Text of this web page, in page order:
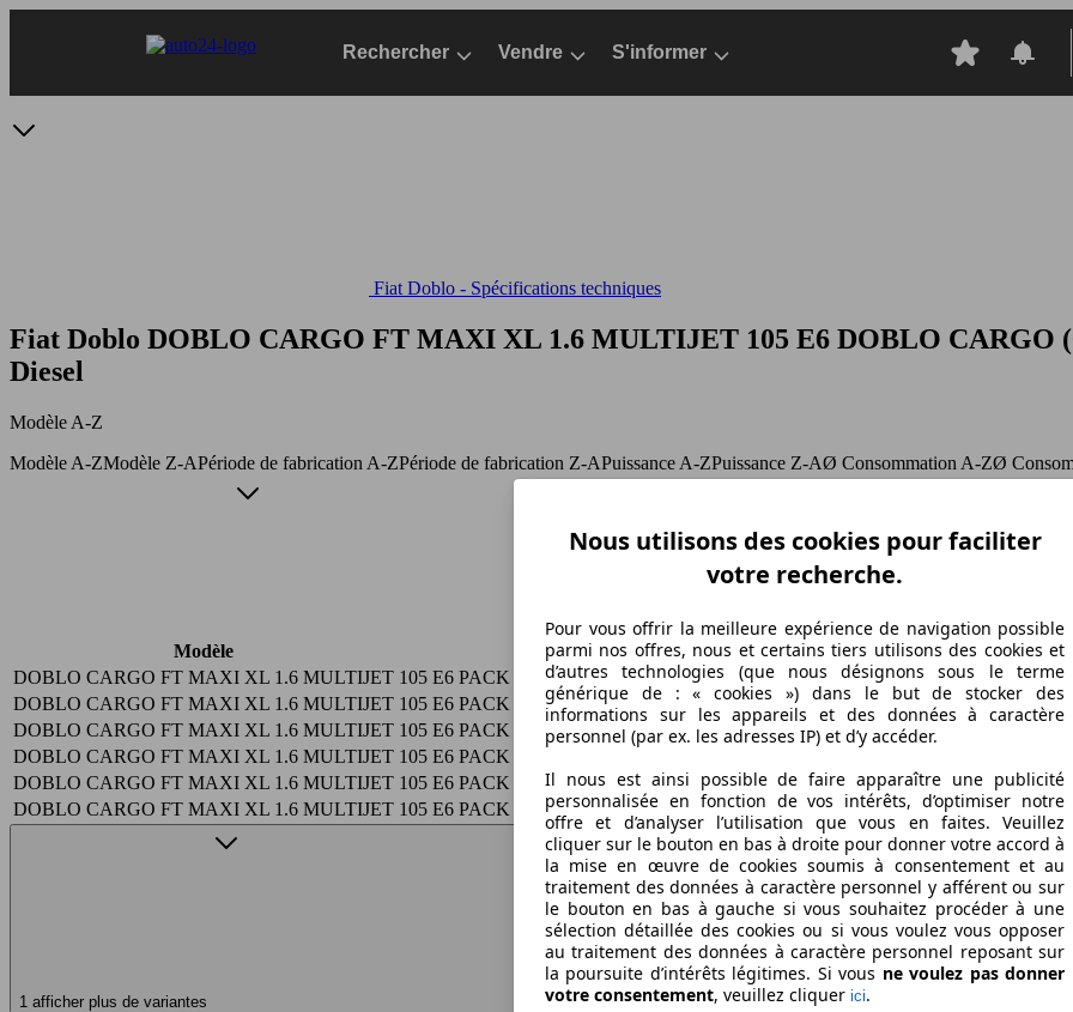
Rechercher Vendre S'informer
Fiat Doblo - Spécifications techniques
Fiat Doblo DOBLO CARGO FT MAXI XL 1.6 MULTIJET 105 E6 DOBLO CARGO
Diesel
Modèle A-Z
Modèle A-ZModèle Z-APériode de fabrication A-ZPériode de fabrication Z-APuissance A-ZPuissance Z-AØ Consommation A-ZØ
Modèle
Période de fabrication
DOBLO CARGO FT MAXI XL 1.6 MULTIJET 105 E6 PACK PROFESSIONAL TRIO NAV 2017/10 - 2018/02
77 KW (105 PS)
DOBLO CARGO FT MAXI XL 1.6 MULTIJET 105 E6 PACK
2016/06 - 2019/08
77 KW (105 PS)
DOBLO CARGO FT MAXI XL 1.6 MULTIJET 105 E6 PACK USB CLIM
2016/06 - 2019/08
DOBLO CARGO FT MAXI XL 1.6 MULTIJET 105 E6 PACK PROFESSIONAL
DOBLO CARGO FT MAXI XL 1.6 MULTIJET 105 E6 PACK PROFESSIONAL TRIO
2016/06 - 2018/01
77 KW (105 PS)
DOBLO CARGO FT MAXI XL 1.6 MULTIJET 105 E6 PACK PROFESSIONAL TRIO NAV 2016/06 - 2017/04 77 KW (105 PS)
1 afficher plus de variantes
Nous utilisons des cookies pour faciliter
votre recherche.
Pour vous offrir la meilleure expérience de navigation possible
parmi nos offres, nous et certains tiers utilisons des cookies et
d’autres technologies (que nous désignons sous le terme
générique de : « cookies ») dans le but de stocker des
informations sur les appareils et des données à caractère
personnel (par ex. les adresses IP) et d’y accéder.
Il nous est ainsi possible de faire apparaître une publicité
personnalisée en fonction de vos intérêts, d’optimiser notre
offre et d’analyser l’utilisation que vous en faites. Veuillez
cliquer sur le bouton en bas à droite pour donner votre accord à
la mise en œuvre de cookies soumis à consentement et au
traitement des données à caractère personnel y afférent ou sur
le bouton en bas à gauche si vous souhaitez procéder à une
sélection détaillée des cookies ou si vous voulez vous opposer
au traitement des données à caractère personnel reposant sur
la poursuite d’intérêts légitimes. Si vous ne voulez pas donner
votre consentement, veuillez cliquer ici.